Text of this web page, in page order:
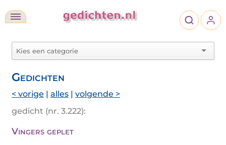
Gedichten
< vorige | alles | volgende >
gedicht (nr. 3.222):
Vingers geplet